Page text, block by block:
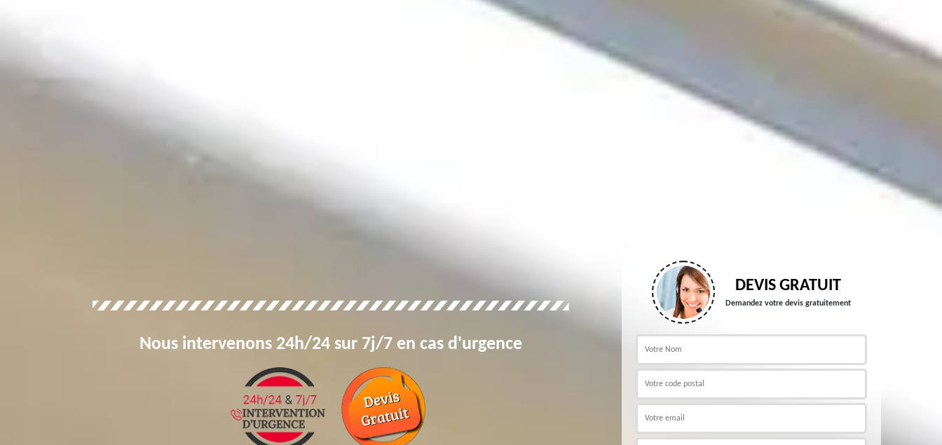
Nous intervenons 24h/24 sur 7j/7 en cas d'urgence
DEVIS GRATUIT
Demandez votre devis gratuitement